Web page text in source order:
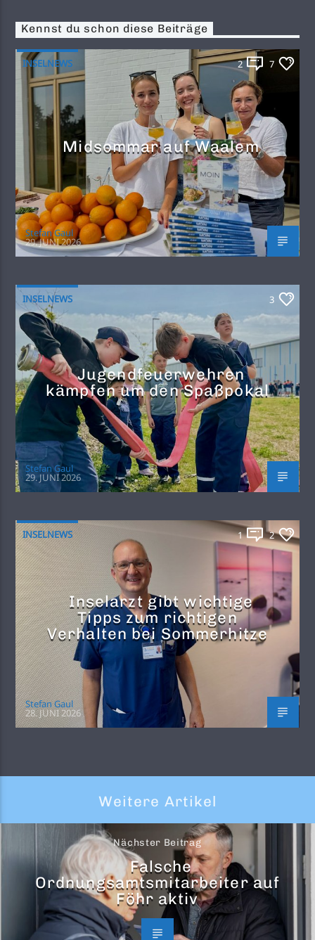
Kennst du schon diese Beiträge
INSELNEWS 2 7
Midsommar auf Waalem
Stefan Gaul
29. JUNI 2026
INSELNEWS 3
Jugendfeuerwehren
kämpfen um den Spaßpokal
Stefan Gaul
29. JUNI 2026
INSELNEWS 1 2
Inselarzt gibt wichtige
Tipps zum richtigen
Verhalten bei Sommerhitze
Stefan Gaul
28. JUNI 2026
Weitere Artikel
Nächster Beitrag
Falsche
Ordnungsamtsmitarbeiter auf
Föhr aktiv